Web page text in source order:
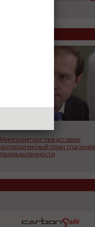
19.01.2015
Минпромторг представил
антикризисный план спасения
промышленности